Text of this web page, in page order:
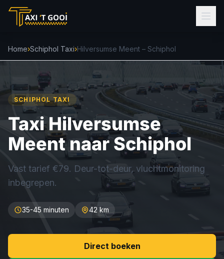
Home›Schiphol Taxi›Hilversumse Meent – Schiphol
SCHIPHOL TAXI
Taxi Hilversumse
Meent naar Schiphol
Vast tarief €79. Deur-tot-deur, vluchtmonitoring
inbegrepen.
35-45 minuten 42 km
Direct boeken